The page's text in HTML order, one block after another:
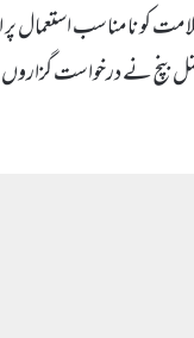
بنچ نے درخواست